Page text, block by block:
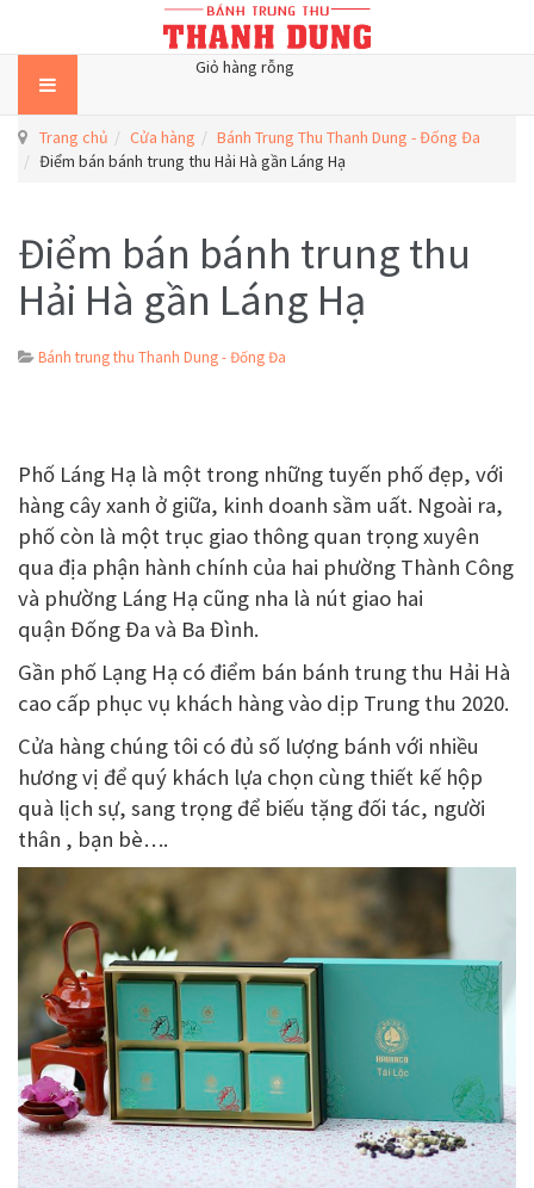
Giỏ hàng rỗng
Trang chủ Cửa hàng
Bánh Trung Thu Thanh Dung - Đống Đa
Điểm bán bánh trung thu Hải Hà gần Láng Hạ
Điểm bán bánh trung thu
Hải Hà gần Láng Hạ
Bánh trung thu Thanh Dung - Đống Đa
Phố Láng Hạ là một trong những tuyến phố đẹp, với
hàng cây xanh ở giữa, kinh doanh sầm uất. Ngoài ra,
phố còn là một trục giao thông quan trọng xuyên
qua địa phận hành chính của hai phường Thành Công
và phường Láng Hạ cũng nha là nút giao hai
quận Đống Đa và Ba Đình.
Gần phố Lạng Hạ có điểm bán bánh trung thu Hải Hà
cao cấp phục vụ khách hàng vào dịp Trung thu 2020.
Cửa hàng chúng tôi có đủ số lượng bánh với nhiều
hương vị để quý khách lựa chọn cùng thiết kế hộp
quà lịch sự, sang trọng để biếu tặng đối tác, người
thân , bạn bè….